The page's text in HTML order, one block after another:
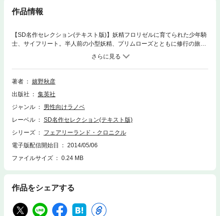
作品情報
【SD名作セレクション(テキスト版)】妖精フロリゼルに育てられた少年騎
士、サイフリート。半人前の小型妖精、プリムローズとともに修行の旅を
している。旅の途中、サイフリートがプリムローズのドレスを縫っている
と、一頭の子羊が駆けてきた。その後ろには、ロープを持った黒髪&黒い
ドレスの少女が…。サイフリートは、少女のために羊をつかまえた。｢今
の子、普通の人間じゃなかったわよ｣少年が去ったあと、プリムローズは
ません。
著者
嬉野秋彦
出版社
集英社
ジャンル
男性向けラノベ
レーベル
SD名作セレクション(テキスト版)
シリーズ
フェアリーランド・クロニクル
電子版配信開始日
2014/05/06
ファイルサイズ
0.24 MB
作品をシェアする